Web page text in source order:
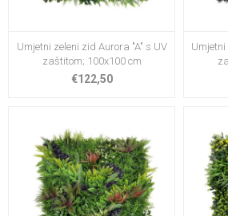
Umjetni zeleni zid Aurora "A" s UV
zaštitom; 100x100 cm
€122,50